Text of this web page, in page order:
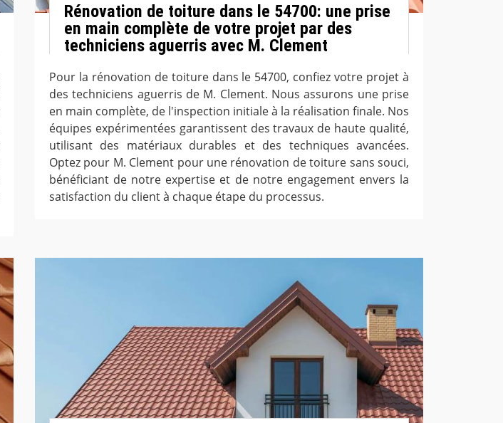
Rénovation de toiture dans le 54700: une prise
en main complète de votre projet par des
techniciens aguerris avec M. Clement
Pour la rénovation de toiture dans le 54700, confiez votre projet à
des techniciens aguerris de M. Clement. Nous assurons une prise
en main complète, de l'inspection initiale à la réalisation finale. Nos
équipes expérimentées garantissent des travaux de haute qualité,
utilisant des matériaux durables et des techniques avancées.
Optez pour M. Clement pour une rénovation de toiture sans souci,
bénéficiant de notre expertise et de notre engagement envers la
satisfaction du client à chaque étape du processus.